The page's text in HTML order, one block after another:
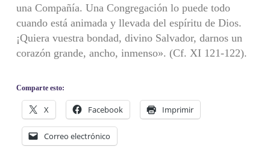
una Compañía. Una Congregación lo puede todo
cuando está animada y llevada del espíritu de Dios.
¡Quiera vuestra bondad, divino Salvador, darnos un
corazón grande, ancho, inmenso». (Cf. XI 121-122).
Comparte esto:
X Facebook Imprimir
Correo electrónico